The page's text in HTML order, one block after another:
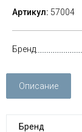
Артикул: 57004
Бренд
Описание
Бренд